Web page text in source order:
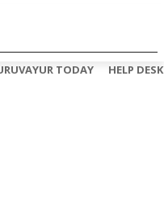
TODAY HELP DESK